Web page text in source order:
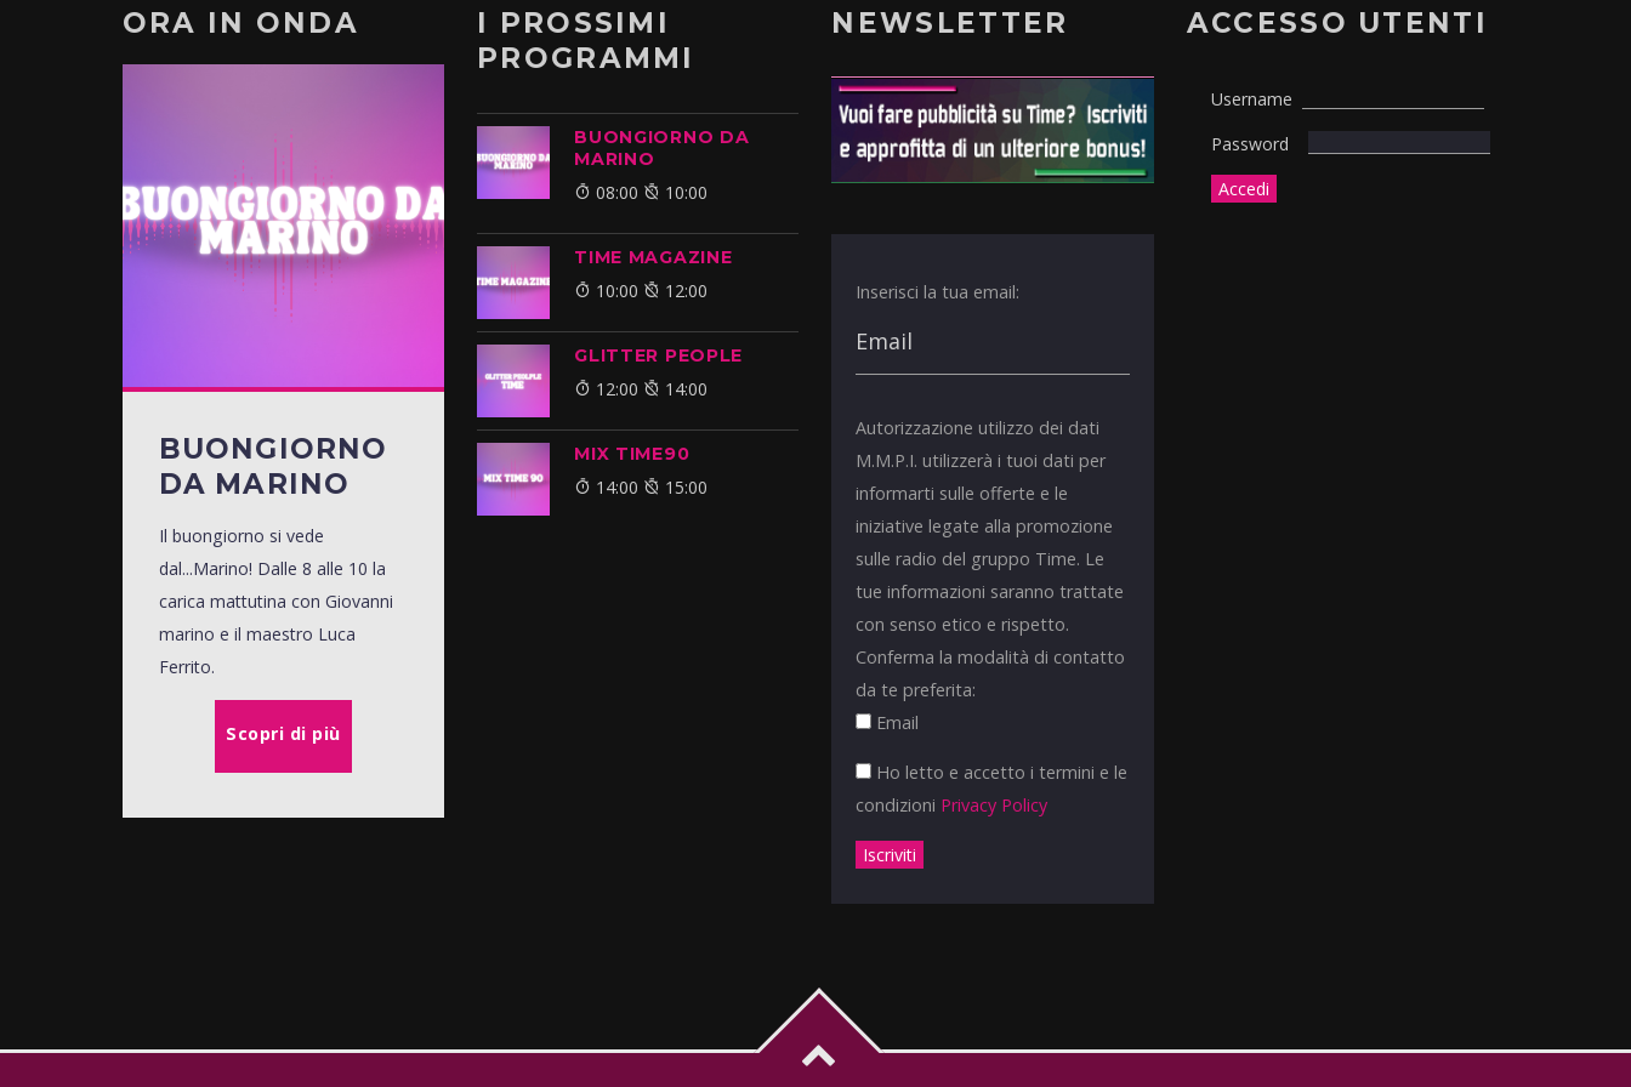
ORA IN ONDA
BUONGIORNO
DA MARINO
Il buongiorno si vede
dal...Marino! Dalle 8 alle 10 la
carica mattutina con Giovanni
marino e il maestro Luca
Ferrito.
Scopri di più
I PROSSIMI
PROGRAMMI
BUONGIORNO DA
MARINO
08:00 10:00
TIME MAGAZINE
10:00 12:00
GLITTER PEOPLE
12:00 14:00
MIX TIME90
14:00 15:00
NEWSLETTER
Inserisci la tua email:
Autorizzazione utilizzo dei dati
M.M.P.I. utilizzerà i tuoi dati per
informarti sulle offerte e le
iniziative legate alla promozione
sulle radio del gruppo Time. Le
tue informazioni saranno trattate
con senso etico e rispetto.
Conferma la modalità di contatto
da te preferita:
Email
Ho letto e accetto i termini e le
condizioni Privacy Policy
ACCESSO UTENTI
Username
Password